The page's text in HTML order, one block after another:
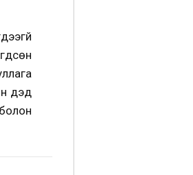
дэд